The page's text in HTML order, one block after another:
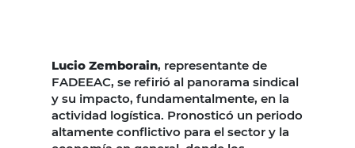
Lucio Zemborain, representante de
FADEEAC, se refirió al panorama sindical
y su impacto, fundamentalmente, en la
actividad logística. Pronosticó un periodo
altamente conflictivo para el sector y la